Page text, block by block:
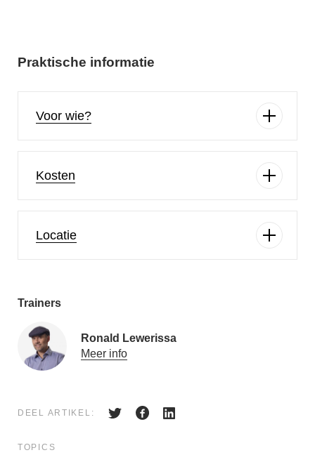
Praktische informatie
Voor wie?
Kosten
Locatie
Trainers
Ronald Lewerissa
Meer info
DEEL ARTIKEL:
TOPICS